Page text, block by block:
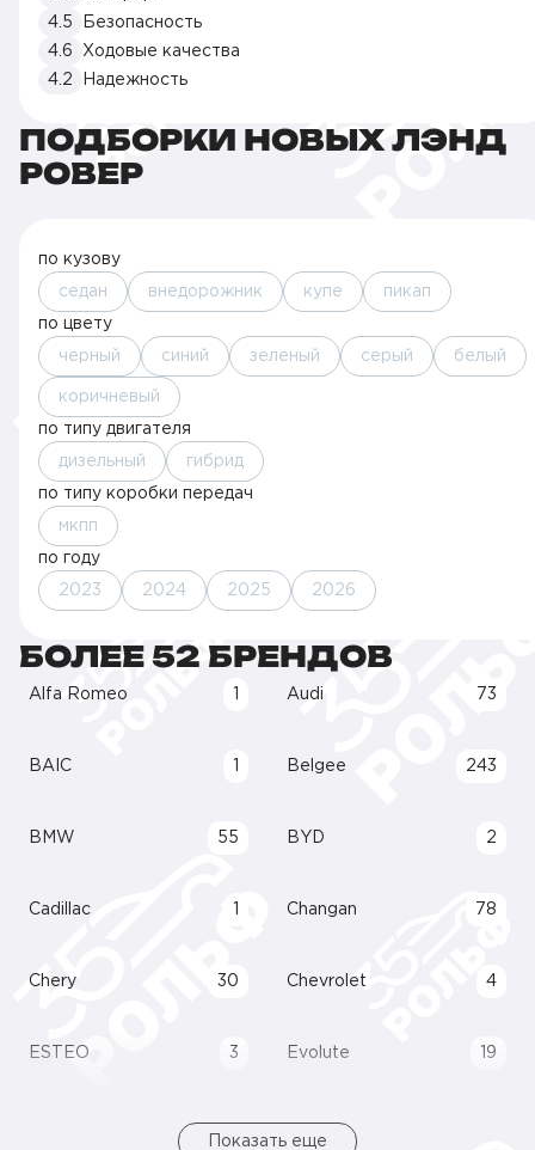
4.5
Безопасность
4.6
Ходовые качества
4.2
Надежность
ПОДБОРКИ НОВЫХ ЛЭНД
РОВЕР
по кузову
седан внедорожник купе пикап
по цвету
черный синий зеленый серый белый
коричневый
по типу двигателя
дизельный гибрид
по типу коробки передач
мкпп
по году
2023 2024 2025 2026
БОЛЕЕ 52 БРЕНДОВ
Alfa Romeo Audi 73
BAIC Belgee 243
BMW 55 BYD 2
Cadillac Changan 78
Chery 30 Chevrolet 4
ESTEO 3 Evolute 19
Показать еще